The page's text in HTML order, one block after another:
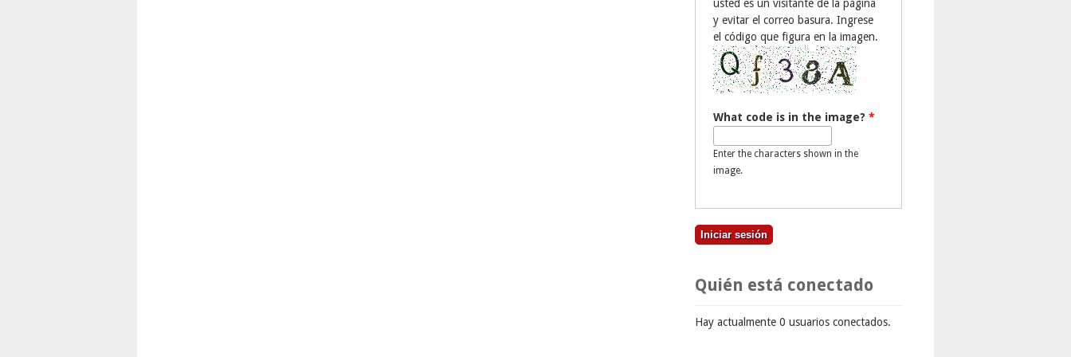
usted es un visitante de la página
y evitar el correo basura. Ingrese
el código que figura en la imagen.
What code is in the image? *
Enter the characters shown in the
image.
Quién está conectado
Hay actualmente 0 usuarios conectados.